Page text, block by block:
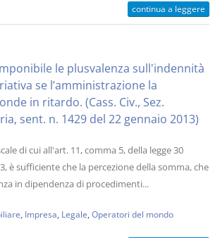
continua a leggere
le plusvalenza sull'indennità
se l’amministrazione la
in ritardo. (Cass. Civ., Sez.
sent. n. 1429 del 22 gennaio 2013)
di cui all'art. 11, comma 5, della legge 30
è sufficiente che la percezione della somma, che
in dipendenza di procedimenti...
Impresa Legale Operatori del mondo